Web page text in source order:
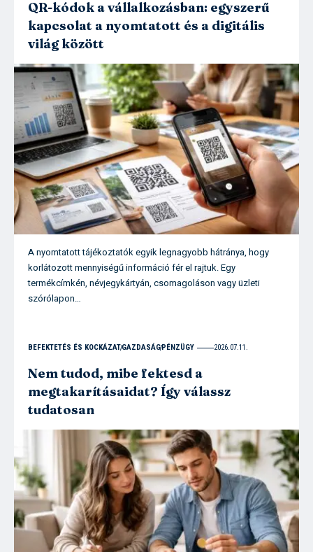
QR-kódok a vállalkozásban: egyszerű
kapcsolat a nyomtatott és a digitális
világ között
A nyomtatott tájékoztatók egyik legnagyobb hátránya, hogy
korlátozott mennyiségű információ fér el rajtuk. Egy
termékcímkén, névjegykártyán, csomagoláson vagy üzleti
szórólapon…
BEFEKTETÉS ÉS KOCKÁZATGAZDASÁGPÉNZÜGY 2026.07.11.
Nem tudod, mibe fektesd a
megtakarításaidat? Így válassz
tudatosan